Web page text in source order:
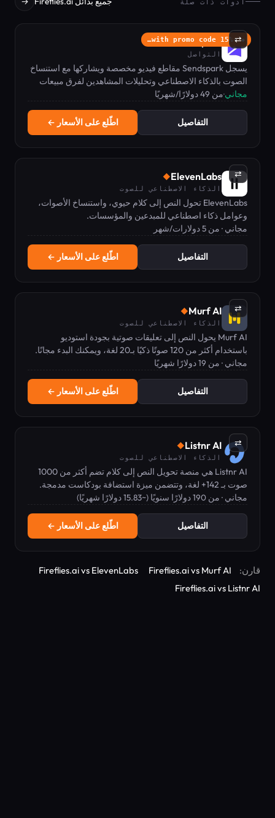
⇄
-15% with promo code…
Sendspark
◆
التواصل
يسجل Sendspark مقاطع فيديو مخصصة ويشاركها مع استنساخ
الصوت بالذكاء الاصطناعي وتحليلات المشاهدين لفرق مبيعات
B2B.
مجاني·من 49 دولارًا/شهريًا
التفاصيل اطّلع على الأسعار ←
⇄
ElevenLabs
◆
الذكاء الاصطناعي للصوت
ElevenLabs تحول النص إلى كلام حيوي، واستنساخ الأصوات،
وعوامل ذكاء اصطناعي للمبدعين والمؤسسات.
مجاني · من 5 دولارات/شهر
التفاصيل اطّلع على الأسعار ←
⇄
Murf AI
◆
الذكاء الاصطناعي للصوت
Murf AI يحول النص إلى تعليقات صوتية بجودة استوديو
باستخدام أكثر من 120 صوتًا ذكيًا بـ20 لغة، ويمكنك البدء مجانًا.
مجاني · من 19 دولارًا شهريًا
التفاصيل اطّلع على الأسعار ←
⇄
Listnr AI
◆
الذكاء الاصطناعي للصوت
Listnr AI هي منصة تحويل النص إلى كلام تضم أكثر من 1000
صوت بـ 142+ لغة، وتتضمن ميزة استضافة بودكاست مدمجة.
مجاني · من 190 دولارًا سنويًا (~15.83 دولارًا شهريًا)
التفاصيل اطّلع على الأسعار ←
قارن: Fireflies.ai vs ElevenLabs
Fireflies.ai vs Murf AI
Fireflies.ai vs Listnr AI